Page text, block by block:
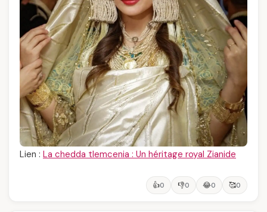
Lien : La chedda tlemcenia : Un héritage royal Zianide
👍0 👎0 😂0 🥰0